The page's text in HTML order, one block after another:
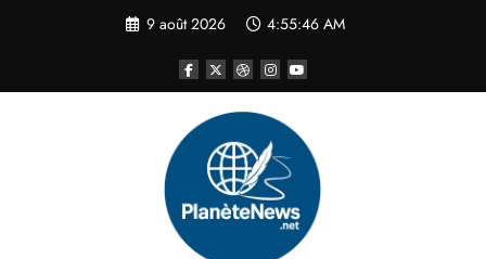
9 août 2026 4:55:46 AM